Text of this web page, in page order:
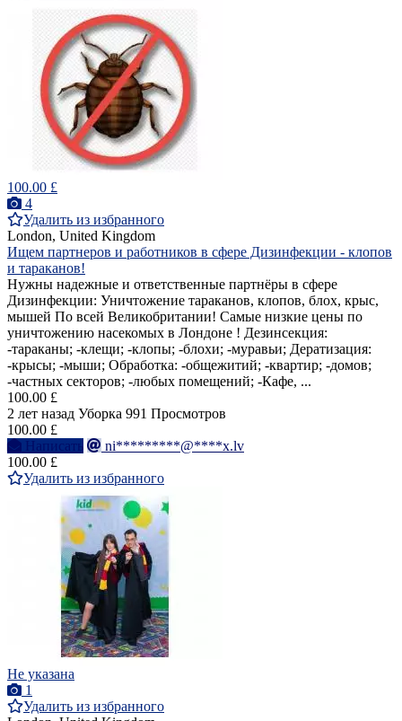
100.00 £
4
Удалить из избранного
London, United Kingdom
Ищем партнеров и работников в сфере Дизинфекции - клопов
и тараканов!
Нужны надежные и ответственные партнёры в сфере
Дизинфекции: Уничтожение тараканов, клопов, блох, крыс,
мышей По всей Великобритании! Самые низкие цены по
уничтожению насекомых в Лондоне ! Дезинсекция:
-тараканы; -клещи; -клопы; -блохи; -муравьи; Дератизация:
-крысы; -мыши; Обработка: -общежитий; -квартир; -домов;
-частных секторов; -любых помещений; -Кафе, ...
100.00 £
2 лет назад Уборка 991 Просмотров
100.00 £
Написать
ni*********@****x.lv
100.00 £
Удалить из избранного
Не указана
1
Удалить из избранного